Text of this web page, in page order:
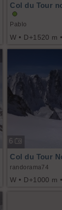
Col du Tour
Pablo
W • D+1520 m
6
Col du Tour
randorama74
W • D+1000 m